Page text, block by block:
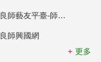
良師藝友平臺-師資培育整合平臺
良師興國網
更多